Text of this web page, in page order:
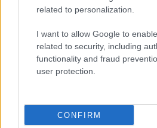
related to personalization.
I want to allow Google to
related to security, including
functionality and fraud
user protection.
CONFIRM
Mohács a csata
évfordulójára
Franciaország
hálózatát